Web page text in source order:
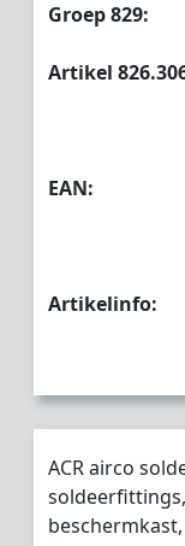
Groep 829:
Artikel
EAN:
Artikelinfo:
ACR airco